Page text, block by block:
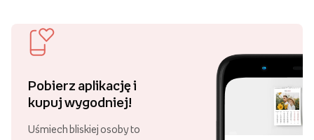
Pobierz aplikację i
kupuj wygodniej!
Uśmiech bliskiej osoby to